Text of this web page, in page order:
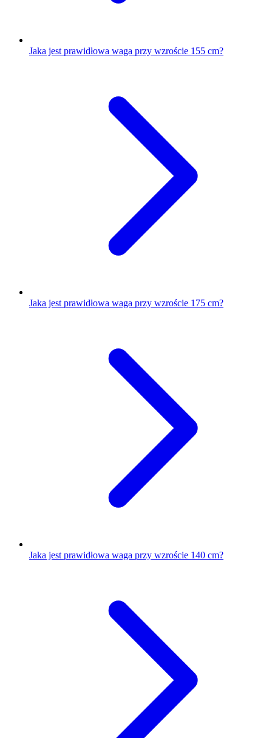
Jaka jest prawidłowa waga przy wzroście 155 cm?
Jaka jest prawidłowa waga przy wzroście 175 cm?
Jaka jest prawidłowa waga przy wzroście 140 cm?